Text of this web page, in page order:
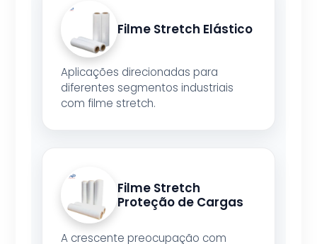
Filme Stretch Elástico
Aplicações direcionadas para
diferentes segmentos industriais
com filme stretch.
Filme Stretch
Proteção de Cargas
A crescente preocupação com